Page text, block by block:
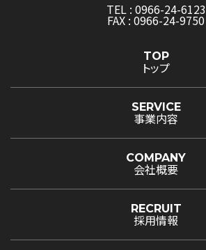
TEL : 0966-24-6123
FAX : 0966-24-9750
TOP
トップ
SERVICE
事業内容
COMPANY
会社概要
RECRUIT
採用情報